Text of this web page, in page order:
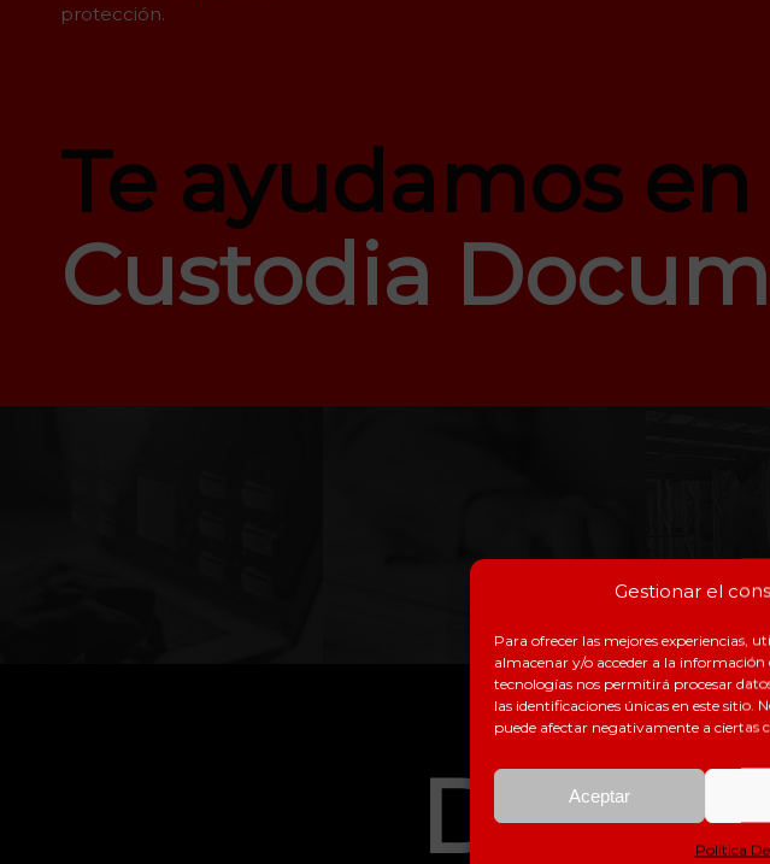
Gestionar el
Para ofrecer las mejores experiencias,
almacenar y/o acceder a la
tecnologías nos permitirá procesar
las identificaciones únicas en este sitio.
puede afectar negativamente a ciertas
Aceptar
Política
protección.
Te ayudamos en
Custodia